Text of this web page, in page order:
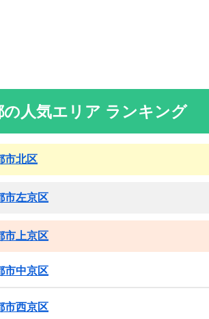
の人気エリア ランキング
市北区
市左京区
市上京区
市中京区
市西京区